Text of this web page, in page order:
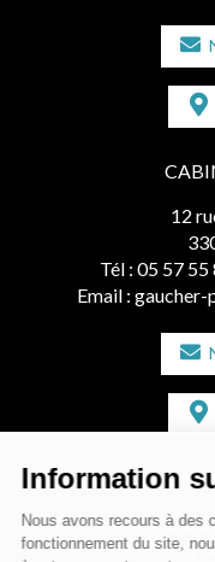
12
Tél : 05 57 55
Email : gaucher-
2 bis
33350 ST